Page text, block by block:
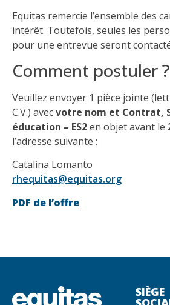
Equitas remercie l’ensemble des
intérêt. Toutefois, seules les
pour une entrevue seront
Comment postuler ?
Veuillez envoyer 1 pièce jointe
C.V.) avecvotre nom et Contrat,
éducation – ES2en objet avant le
l’adresse suivante :
Catalina Lomanto
rhequitas@equitas.org
PDF de l’offre
SIÈGE